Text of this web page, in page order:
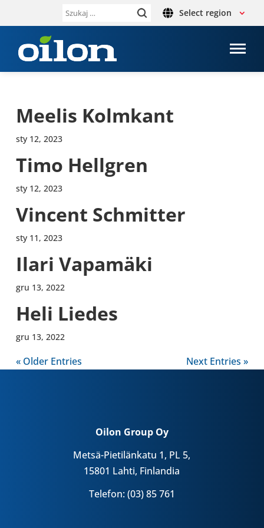
Szukaj: Select region
Meelis Kolm­kant
sty 12, 2023
Timo Hel­l­gren
sty 12, 2023
Vincent Schmit­ter
sty 11, 2023
Ilari Vapamäki
gru 13, 2022
Heli Liedes
gru 13, 2022
« Older Entries Next Entries »
Oilon Group Oy
Metsä-Pietilänkatu 1, PL 5,
15801 Lahti, Finlandia
Telefon: (03) 85 761